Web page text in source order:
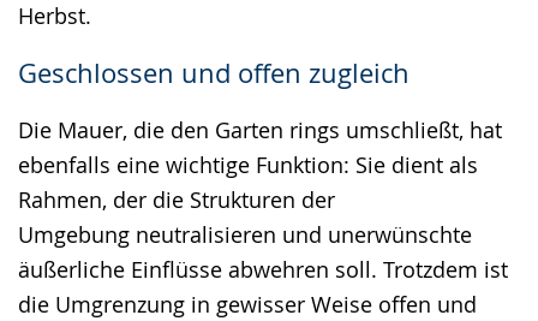
Herbst.
Geschlossen und offen zugleich
Die Mauer, die den Garten rings umschließt, hat
ebenfalls eine wichtige Funktion: Sie dient als
Rahmen, der die Strukturen der
Umgebung neutralisieren und unerwünschte
äußerliche Einflüsse abwehren soll. Trotzdem ist
die Umgrenzung in gewisser Weise offen und